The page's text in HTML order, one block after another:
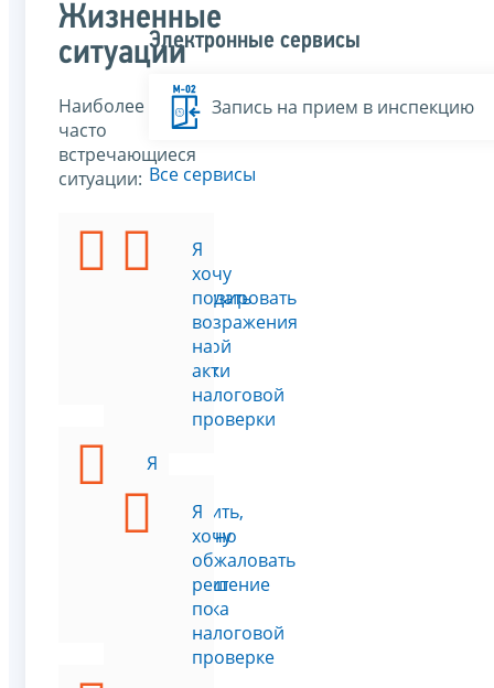
Жизненные
ситуации
Наиболее
часто
встречающиеся
ситуации:
хочу
минимизировать
выездной
проверки
Я
хочу
проверить,
корректно
проходит
проверка
Я
хочу
подать
возражения
на
акт
налоговой
проверки
Я
хочу
обжаловать
решение
по
налоговой
проверке
Электронные сервисы
Запись на прием в инспекцию
Все сервисы